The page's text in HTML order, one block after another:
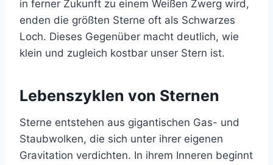
in ferner Zukunft zu einem Weißen Zwerg wird,
enden die größten Sterne oft als Schwarzes
Loch. Dieses Gegenüber macht deutlich, wie
klein und zugleich kostbar unser Stern ist.
Lebenszyklen von Sternen
Sterne entstehen aus gigantischen Gas- und
Staubwolken, die sich unter ihrer eigenen
Gravitation verdichten. In ihrem Inneren beginnt